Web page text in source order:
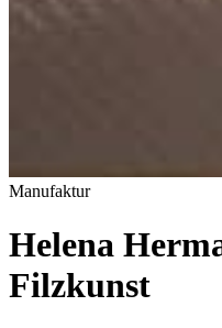
Manufaktur
Helena
Filzkunst